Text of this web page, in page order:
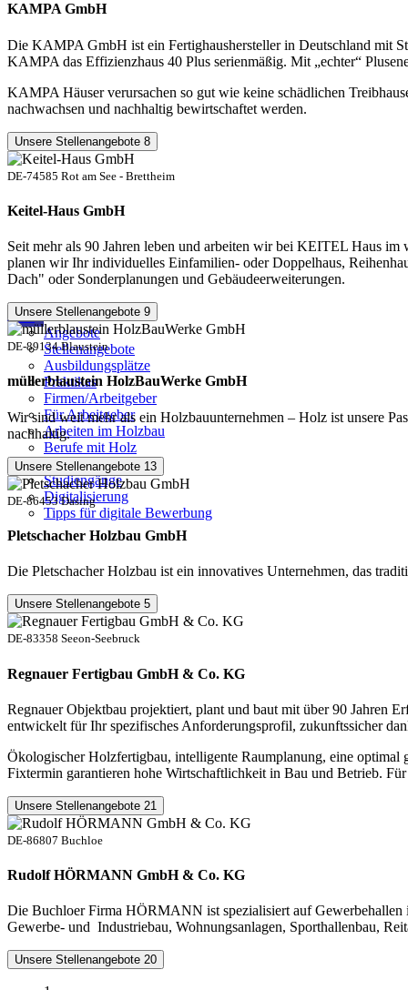
Jobs
Angebote
Stellenangebote
Ausbildungsplätze
Praktikas
Firmen/Arbeitgeber
Für Arbeitgeber
Arbeiten im Holzbau
Berufe mit Holz
Weiterbildung
Studiengänge
Digitalisierung
Tipps für digitale Bewerbung
KAMPA GmbH
Die KAMPA GmbH ist ein Fertighaushersteller in Deutschland mit
KAMPA das Effizienzhaus 40 Plus serienmäßig. Mit „echter“
KAMPA Häuser verursachen so gut wie keine schädlichen
nachwachsen und nachhaltig bewirtschaftet werden.
Unsere Stellenangebote 8
DE-74585 Rot am See - Brettheim
Keitel-Haus GmbH
Seit mehr als 90 Jahren leben und arbeiten wir bei KEITEL Haus
planen wir Ihr individuelles Einfamilien- oder Doppelhaus,
Dach" oder Sonderplanungen und Gebäudeerweiterungen.
Unsere Stellenangebote 9
DE-89134 Blaustein
müllerblaustein HolzBauWerke GmbH
Wir sind weit mehr als ein Holzbauunternehmen – Holz ist unsere
nachhaltig.
Unsere Stellenangebote 13
DE-86453 Dasing
Pletschacher Holzbau GmbH
Die Pletschacher Holzbau ist ein innovatives Unternehmen, das
Unsere Stellenangebote 5
DE-83358 Seeon-Seebruck
Regnauer Fertigbau GmbH & Co. KG
Regnauer Objektbau projektiert, plant und baut mit über 90 Jahren
entwickelt für Ihr spezifisches Anforderungsprofil, zukunftssicher
Ökologischer Holzfertigbau, intelligente Raumplanung, eine optimal
Fixtermin garantieren hohe Wirtschaftlichkeit in Bau und Betrieb.
Unsere Stellenangebote 21
DE-86807 Buchloe
Rudolf HÖRMANN GmbH & Co. KG
Die Buchloer Firma HÖRMANN ist spezialisiert auf Gewerbehallen
Gewerbe- und Industriebau, Wohnungsanlagen, Sporthallenbau,
Unsere Stellenangebote 20